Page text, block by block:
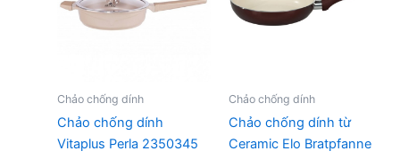
Chảo chống dính
Chảo chống dính
Vitaplus Perla 2350345
Chảo chống dính
Chảo chống dính từ
Ceramic Elo Bratpfanne